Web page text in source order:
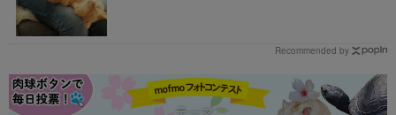
Recommended by